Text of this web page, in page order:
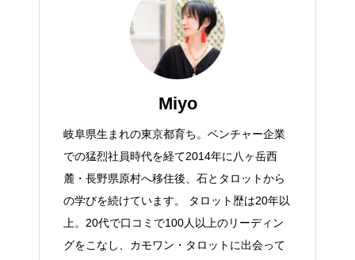
Miyo
岐阜県生まれの東京都育ち。ベンチャー企業
での猛烈社員時代を経て2014年に八ヶ岳西
麓・長野県原村へ移住後、石とタロットから
の学びを続けています。 タロット歴は20年以
上。20代で口コミで100人以上のリーディン
グをこなし、カモワン・タロットに出会って